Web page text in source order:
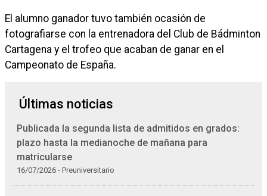
El alumno ganador tuvo también ocasión de
fotografiarse con la entrenadora del Club de Bádminton
Cartagena y el trofeo que acaban de ganar en el
Campeonato de España.
Últimas noticias
Publicada la segunda lista de admitidos en grados:
plazo hasta la medianoche de mañana para
matricularse
16/07/2026 - Preuniversitario